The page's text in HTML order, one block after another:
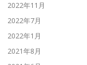
2022年11月
2022年7月
2022年1月
2021年8月